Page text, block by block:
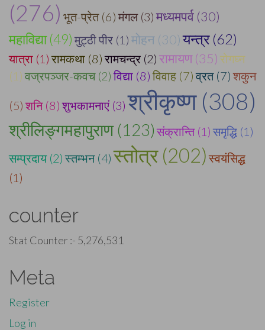
(276) भूत-प्रेत (6) मंगल (3) मध्यमपर्व (30)
महाविद्या (49) मुट्ठी पीर (1) मोहन (30)यन्त्र (62)
यात्रा (1) रामकथा (8) रामचन्द्र (2) रामायण (35) रोगघ्न
(1) वज्रपञ्जर-कवच (2) विद्या (8) विवाह (7) व्रत (7) शकुन
(5) शनि (8) शुभकामनाएं (3) श्रीकृष्ण (308)
श्रीलिङ्गमहापुराण (123) संक्रान्ति (1) समृद्धि (1)
सम्प्रदाय (2) स्तम्भन (4) स्तोत्र (202) स्वयंसिद्ध
(1)
counter
Stat Counter :- 5,276,531
Meta
Register
Log in